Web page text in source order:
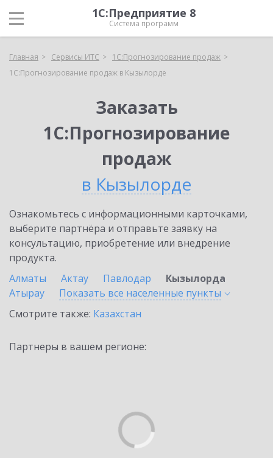
1С:Предприятие 8
Система программ
Главная Сервисы ИТС
1С:Прогнозирование продаж
1С:Прогнозирование продаж в Кызылорде
Заказать
1С:Прогнозирование
продаж
в Кызылорде
Ознакомьтесь с информационными карточками,
выберите партнёра и отправьте заявку на
консультацию, приобретение или внедрение
продукта.
Алматы
Актау Павлодар
Кызылорда
Атырау
Показать все населенные пункты
Смотрите также: Казахстан
Партнеры в вашем регионе: